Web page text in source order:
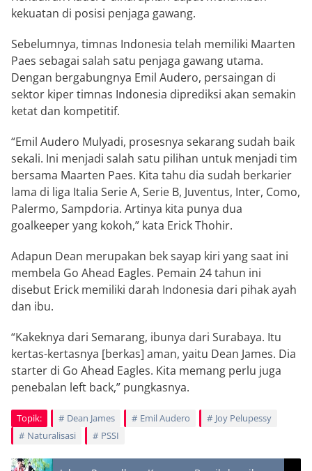
kekuatan di posisi penjaga gawang.
Sebelumnya, timnas Indonesia telah memiliki Maarten
Paes sebagai salah satu penjaga gawang utama.
Dengan bergabungnya Emil Audero, persaingan di
sektor kiper timnas Indonesia diprediksi akan semakin
ketat dan kompetitif.
“Emil Audero Mulyadi, prosesnya sekarang sudah baik
sekali. Ini menjadi salah satu pilihan untuk menjadi tim
bersama Maarten Paes. Kita tahu dia sudah berkarier
lama di liga Italia Serie A, Serie B, Juventus, Inter, Como,
Palermo, Sampdoria. Artinya kita punya dua
goalkeeper yang kokoh,” kata Erick Thohir.
Adapun Dean merupakan bek sayap kiri yang saat ini
membela Go Ahead Eagles. Pemain 24 tahun ini
disebut Erick memiliki darah Indonesia dari pihak ayah
dan ibu.
“Kakeknya dari Semarang, ibunya dari Surabaya. Itu
kertas-kertasnya [berkas] aman, yaitu Dean James. Dia
starter di Go Ahead Eagles. Kita memang perlu juga
penebalan left back,” pungkasnya.
Topik: Dean James Emil Audero
Joy Pelupessy
Naturalisasi
PSSI